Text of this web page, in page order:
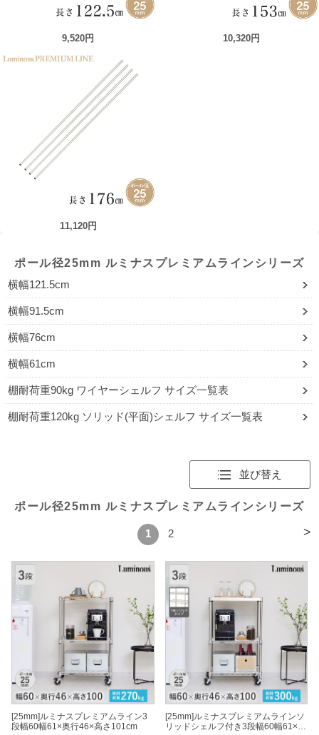
9,520円 10,320円
11,120円
ポール径25mm ルミナスプレミアムラインシリーズ
横幅121.5cm
横幅91.5cm
横幅76cm
横幅61cm
棚耐荷重90kg ワイヤーシェルフ サイズ一覧表
棚耐荷重120kg ソリッド(平面)シェルフ サイズ一覧表
並び替え
ポール径25mm ルミナスプレミアムラインシリーズ
>
1 2
[25mm]ルミナスプレミアムライン3
段幅60幅61×奥行46×高さ101cm
[25mm]ルミナスプレミアムラインソ
リッドシェルフ付き3段幅60幅61×奥